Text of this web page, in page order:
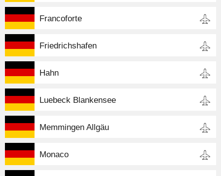
Francoforte
Friedrichshafen
Hahn
Luebeck Blankensee
Memmingen Allgäu
Monaco